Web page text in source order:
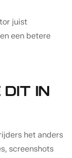
juist
een betere
DIT IN
het anders
screenshots